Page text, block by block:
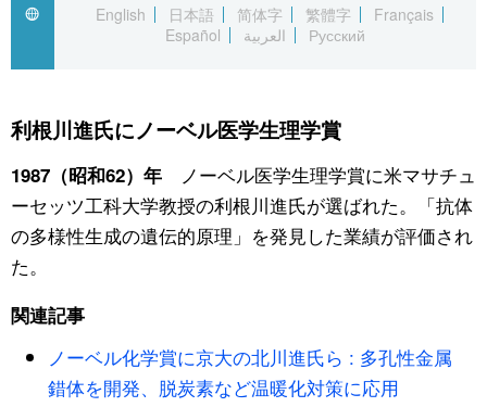
Русский
国際
文化
科学・技術
暮らし
スポーツ・東京2020
アーカイブ
Japan Data
動画/Live
Books
Cinema
Topics
Images
スポーツ・東京2020
English
日本語 简体字 繁體字
Français
Español
العربية Русский
利根川進氏にノーベル医学生理学賞
1987（昭和62）年ノーベル医学生理学賞に米マサチュ
ーセッツ工科大学教授の利根川進氏が選ばれた。「抗体
の多様性生成の遺伝的原理」を発見した業績が評価され
た。
関連記事
ノーベル化学賞に京大の北川進氏ら : 多孔性金属
錯体を開発、脱炭素など温暖化対策に応用